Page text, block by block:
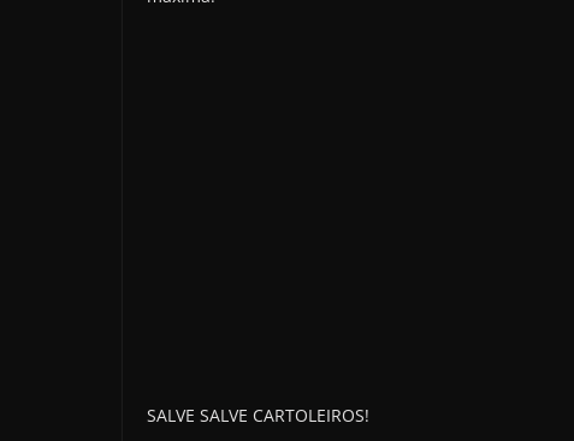
SALVE SALVE CARTOLEIROS!